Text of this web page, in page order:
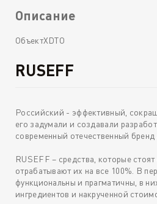
Описание
ОбъектXDTO
RUSEFF
Российский - эффективный,
его задумали и создавали
современный отечественный бренд
RUSEFF – средства, которые стоят
отрабатывают их на все 100%. В
функциональны и прагматичны, в
ингредиентов и накрученной